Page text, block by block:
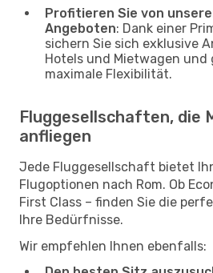
Profitieren Sie von
Angeboten: Dank einer
sichern Sie sich exklusive
Hotels und Mietwagen und
maximale Flexibilität.
Fluggesellschaften, die
anfliegen
Jede Fluggesellschaft bietet
Flugoptionen nach Rom. Ob
First Class – finden Sie die
Ihre Bedürfnisse.
Wir empfehlen Ihnen ebenfalls: